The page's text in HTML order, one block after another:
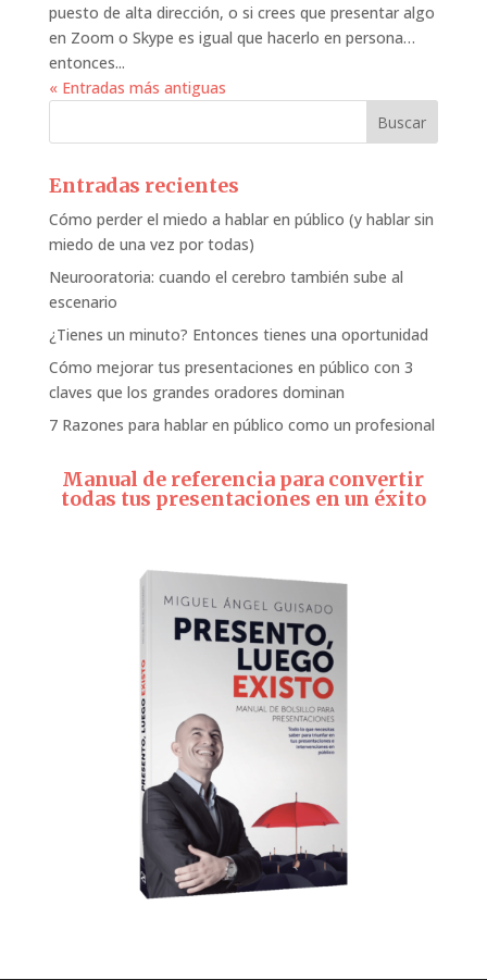
puesto de alta dirección, o si crees que presentar algo
en Zoom o Skype es igual que hacerlo en persona…
entonces...
« Entradas más antiguas
Entradas recientes
Cómo perder el miedo a hablar en público (y hablar sin
miedo de una vez por todas)
Neurooratoria: cuando el cerebro también sube al
escenario
¿Tienes un minuto? Entonces tienes una oportunidad
Cómo mejorar tus presentaciones en público con 3
claves que los grandes oradores dominan
7 Razones para hablar en público como un profesional
Manual de referencia para convertir
todas tus presentaciones en un éxito